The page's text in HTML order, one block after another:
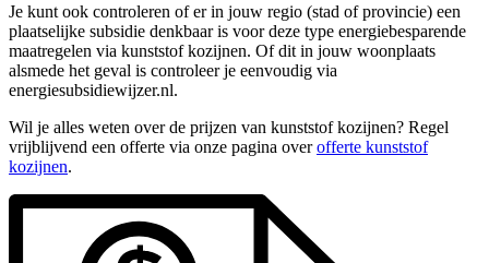
Je kunt ook controleren of er in jouw regio (stad of provincie) een
plaatselijke subsidie denkbaar is voor deze type energiebesparende
maatregelen via kunststof kozijnen. Of dit in jouw woonplaats
alsmede het geval is controleer je eenvoudig via
energiesubsidiewijzer.nl.
Wil je alles weten over de prijzen van kunststof kozijnen? Regel
vrijblijvend een offerte via onze pagina overofferte kunststof
kozijnen.